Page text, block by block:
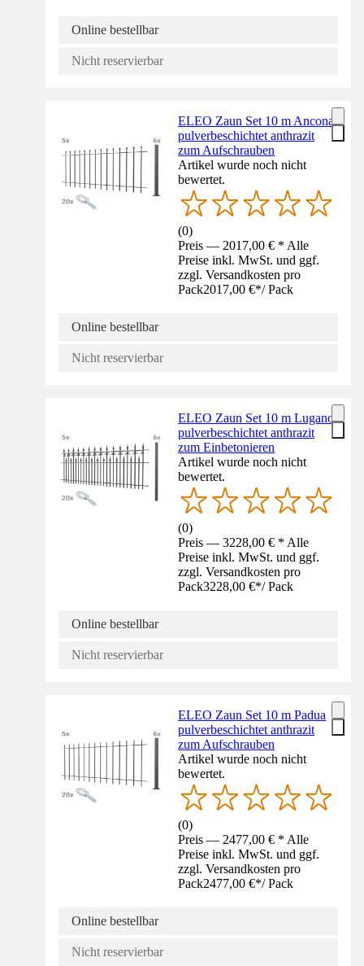
Online bestellbar
Nicht reservierbar
ELEO Zaun Set 10 m Ancona
pulverbeschichtet anthrazit
zum Aufschrauben
Artikel wurde noch nicht
bewertet.
(0)
Preis — 2017,00 € * Alle
Preise inkl. MwSt. und ggf.
zzgl. Versandkosten pro
Pack2017,00 €*/ Pack
Online bestellbar
Nicht reservierbar
ELEO Zaun Set 10 m Lugano
pulverbeschichtet anthrazit
zum Einbetonieren
Artikel wurde noch nicht
bewertet.
(0)
Preis — 3228,00 € * Alle
Preise inkl. MwSt. und ggf.
zzgl. Versandkosten pro
Pack3228,00 €*/ Pack
Online bestellbar
Nicht reservierbar
ELEO Zaun Set 10 m Padua
pulverbeschichtet anthrazit
zum Aufschrauben
Artikel wurde noch nicht
bewertet.
(0)
Preis — 2477,00 € * Alle
Preise inkl. MwSt. und ggf.
zzgl. Versandkosten pro
Pack2477,00 €*/ Pack
Online bestellbar
Nicht reservierbar